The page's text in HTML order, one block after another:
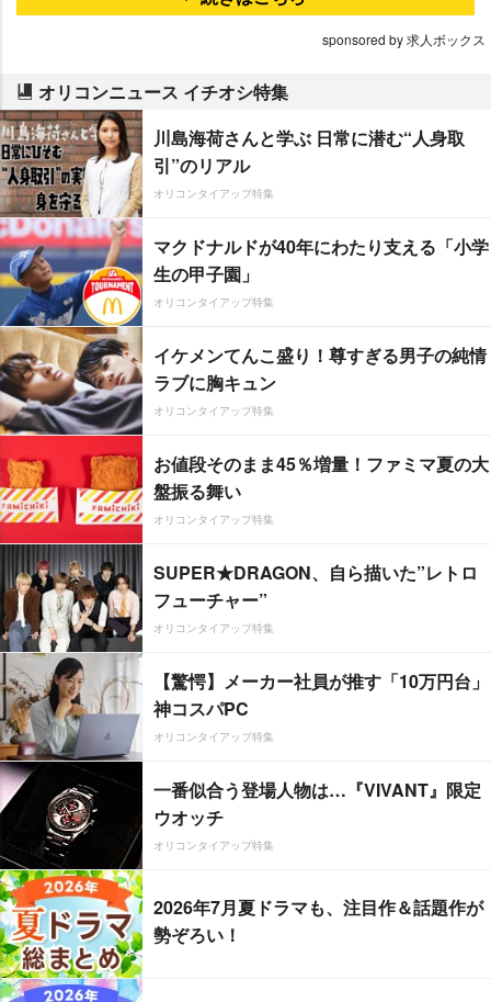
sponsored by 求人ボックス
オリコンニュース イチオシ特集
川島海荷さんと学ぶ 日常に潜む“人身取
引”のリアル
オリコンタイアップ特集
マクドナルドが40年にわたり支える「小学
生の甲子園」
オリコンタイアップ特集
イケメンてんこ盛り！尊すぎる男子の純情
ラブに胸キュン
オリコンタイアップ特集
お値段そのまま45％増量！ファミマ夏の大
盤振る舞い
オリコンタイアップ特集
SUPER★DRAGON、自ら描いた”レトロ
フューチャー”
オリコンタイアップ特集
【驚愕】メーカー社員が推す「10万円台」
神コスパPC
オリコンタイアップ特集
一番似合う登場人物は…『VIVANT』限定
ウオッチ
オリコンタイアップ特集
2026年7月夏ドラマも、注目作＆話題作が
勢ぞろい！